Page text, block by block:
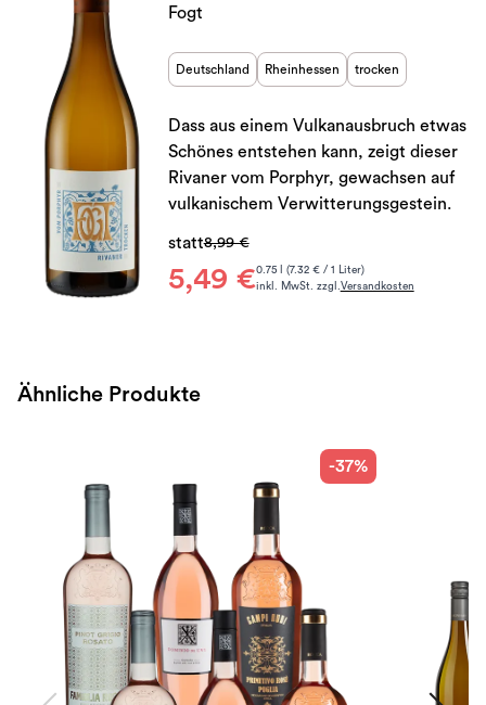
Fogt
Deutschland Rheinhessen trocken
Dass aus einem Vulkanausbruch etwas
Schönes entstehen kann, zeigt dieser
Rivaner vom Porphyr, gewachsen auf
vulkanischem Verwitterungsgestein.
5,49 €
statt8,99 €
0.75 l (7.32 € / 1 Liter)
inkl. MwSt. zzgl.Versandkosten
Ähnliche Produkte
-37%